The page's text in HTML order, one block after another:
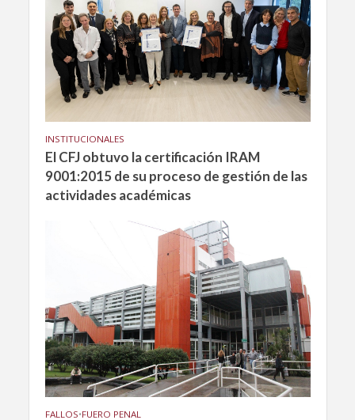
INSTITUCIONALES
El CFJ obtuvo la certificación IRAM
9001:2015 de su proceso de gestión de las
actividades académicas
FALLOS•FUERO PENAL